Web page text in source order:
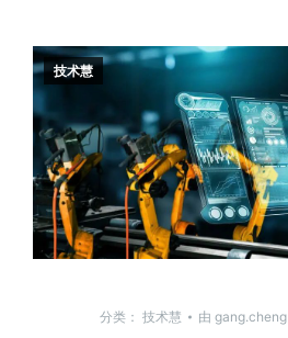
技术慧
分类： 技术慧 由 gang.cheng